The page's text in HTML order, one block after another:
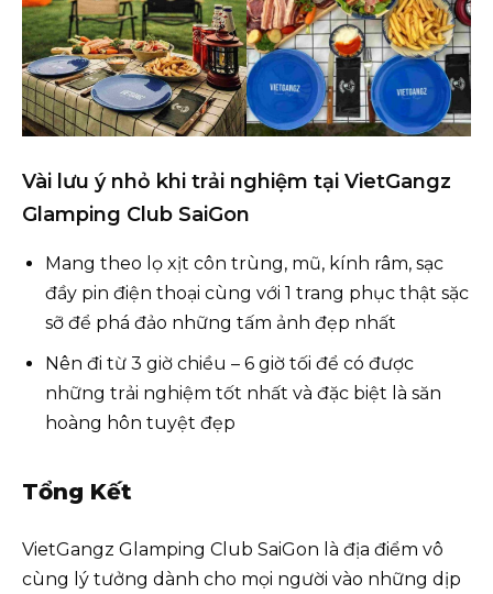
Vài lưu ý nhỏ khi trải nghiệm tại VietGangz
Glamping Club SaiGon
Mang theo lọ xịt côn trùng, mũ, kính râm, sạc
đầy pin điện thoại cùng với 1 trang phục thật sặc
sỡ để phá đảo những tấm ảnh đẹp nhất
Nên đi từ 3 giờ chiều – 6 giờ tối để có được
những trải nghiệm tốt nhất và đặc biệt là săn
hoàng hôn tuyệt đẹp
Tổng Kết
VietGangz Glamping Club SaiGon là địa điểm vô
cùng lý tưởng dành cho mọi người vào những dịp